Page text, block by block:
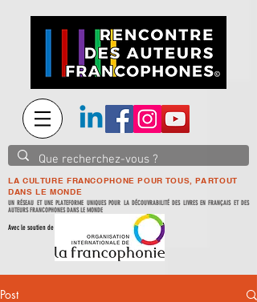
LA CULTURE FRANCOPHONE POUR TOUS, PARTOUT
DANS LE MONDE
UN RÉSEAU ET UNE PLATEFORME UNIQUES POUR LA DÉCOUVRABILITÉ DES LIVRES EN FRANÇAIS ET DES
AUTEURS FRANCOPHONES DANS LE MONDE
Avec le soutien de
Post